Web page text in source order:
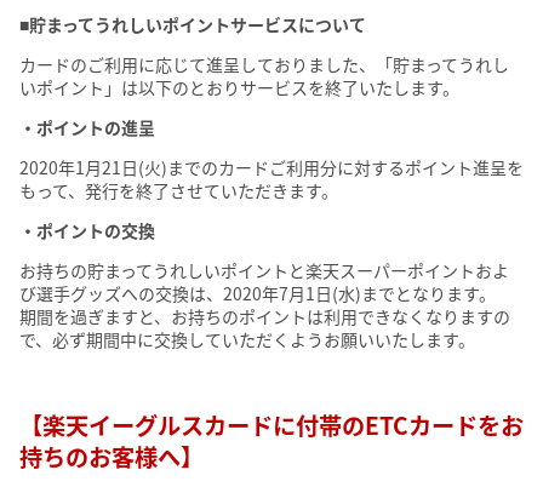
■貯まってうれしいポイントサービスについて
カードのご利用に応じて進呈しておりました、「貯まってうれし
いポイント」は以下のとおりサービスを終了いたします。
・ポイントの進呈
2020年1月21日(火)までのカードご利用分に対するポイント進呈を
もって、発行を終了させていただきます。
・ポイントの交換
お持ちの貯まってうれしいポイントと楽天スーパーポイントおよ
び選手グッズへの交換は、2020年7月1日(水)までとなります。
期間を過ぎますと、お持ちのポイントは利用できなくなりますの
で、必ず期間中に交換していただくようお願いいたします。
【楽天イーグルスカードに付帯のETCカードをお
持ちのお客様へ】